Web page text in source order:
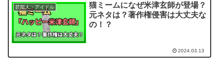
芸能人・アイドル
猫ミームになぜ米津玄師が登場？
元ネタは？著作権侵害は大丈夫な
の！？
2024.03.13